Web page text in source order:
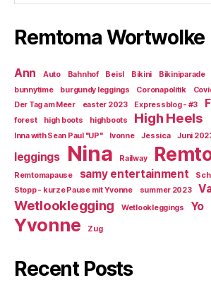
Remtoma Wortwolke
Ann Auto Bahnhof Beisl Bikini Bikiniparade
bunnytime burgundy leggings Coronapolitik
Der Tag am Meer
easter 2023 Expressblog - #3
forest
high boots highboots High Heels
Inna with Sean Paul "UP" Ivonne Jessica Juni
leggings Nina Railway
Remtomapause samy entertainment
Stopp - kurze Pause mit Yvonne
summer 2023
Wetlooklegging Wetlookleggings Yo
Yvonne Zug
Recent Posts